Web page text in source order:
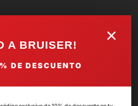
×
A BRUISER!
DE DESCUENTO